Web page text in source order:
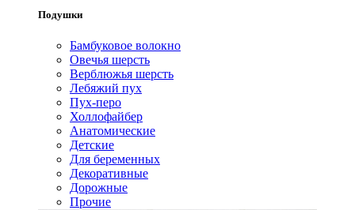
Подушки
Бамбуковое волокно
Овечья шерсть
Верблюжья шерсть
Лебяжий пух
Пух-перо
Холлофайбер
Анатомические
Детские
Для беременных
Декоративные
Дорожные
Прочие